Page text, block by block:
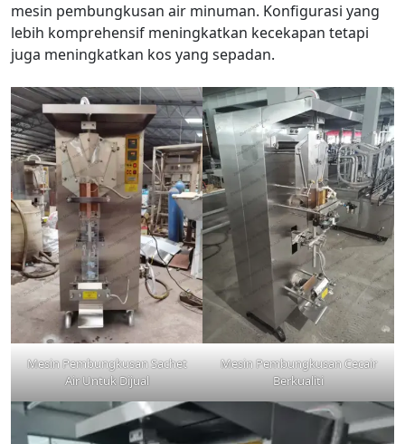
mesin pembungkusan air minuman. Konfigurasi yang
lebih komprehensif meningkatkan kecekapan tetapi
juga meningkatkan kos yang sepadan.
Mesin Pembungkusan Sachet
Air Untuk Dijual
Mesin Pembungkusan Cecair
Berkualiti